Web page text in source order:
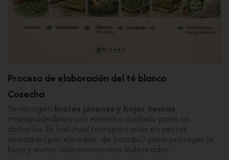
Proceso de elaboración del té blanco
Cosecha
Se recogen brotes jóvenes y hojas tiernas,
manipulándolos con extremo cuidado para no
dañarlos. Es habitual transportarlos en cestas
aireadas (por ejemplo, de bambú) para proteger la
hoja y evitar calentamientos indeseados.